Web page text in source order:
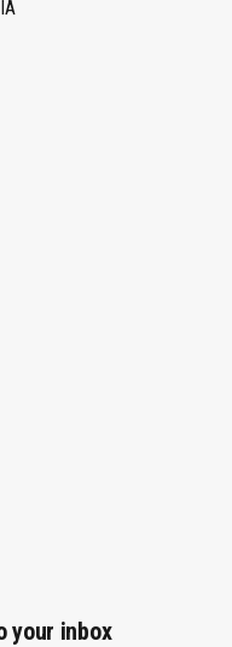
your inbox